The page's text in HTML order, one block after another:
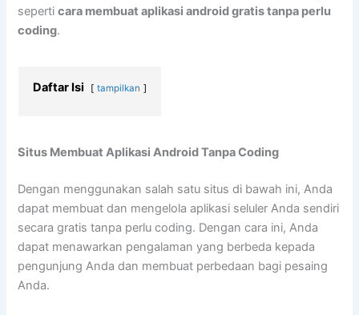
seperticara membuat aplikasi android gratis tanpa perlu
coding.
Daftar Isi tampilkan
Situs Membuat Aplikasi Android Tanpa Coding
Dengan menggunakan salah satu situs di bawah ini, Anda
dapat membuat dan mengelola aplikasi seluler Anda sendiri
secara gratis tanpa perlu coding. Dengan cara ini, Anda
dapat menawarkan pengalaman yang berbeda kepada
pengunjung Anda dan membuat perbedaan bagi pesaing
Anda.